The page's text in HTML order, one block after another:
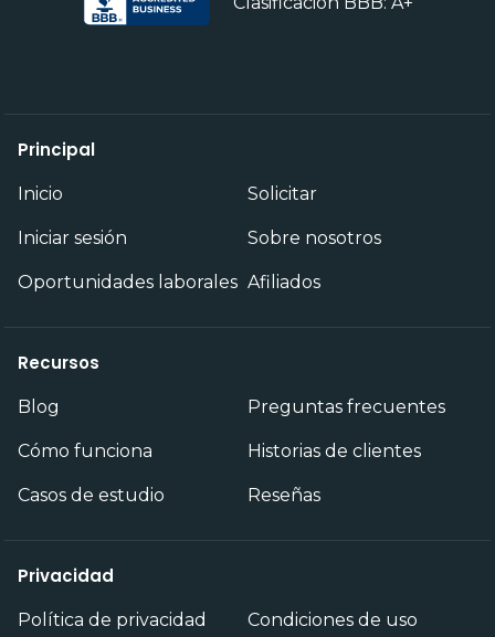
Principal
Inicio Solicitar
Iniciar sesión Sobre nosotros
Oportunidades laborales Afiliados
Recursos
Blog Preguntas frecuentes
Cómo funciona Historias de clientes
Casos de estudio Reseñas
Privacidad
Política de privacidad Condiciones de uso